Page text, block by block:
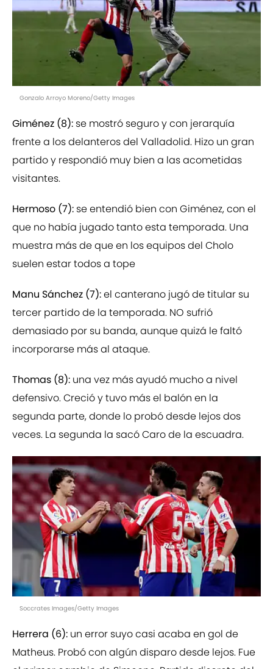
Gonzalo Arroyo Moreno/Getty Images
Giménez (8): se mostró seguro y con jerarquía
frente a los delanteros del Valladolid. Hizo un gran
partido y respondió muy bien a las acometidas
visitantes.
Hermoso (7): se entendió bien con Giménez, con el
que no había jugado tanto esta temporada. Una
muestra más de que en los equipos del Cholo
suelen estar todos a tope
Manu Sánchez (7):el canterano jugó de titular su
tercer partido de la temporada. NO sufrió
demasiado por su banda, aunque quizá le faltó
incorporarse más al ataque.
Thomas (8): una vez más ayudó mucho a nivel
defensivo. Creció y tuvo más el balón en la
segunda parte, donde lo probó desde lejos dos
veces. La segunda la sacó Caro de la escuadra.
Soccrates Images/Getty Images
Herrera (6): un error suyo casi acaba en gol de
Matheus. Probó con algún disparo desde lejos. Fue